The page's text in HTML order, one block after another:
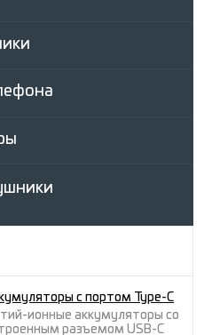
с портом Type-C
ионные аккумуляторы со
разъемом USB-C